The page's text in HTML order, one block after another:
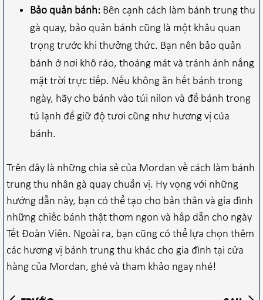
Bảo quản bánh: Bên cạnh cách làm bánh trung thu
gà quay, bảo quản bánh cũng là một khâu quan
trọng trước khi thưởng thức. Bạn nên bảo quản
bánh ở nơi khô ráo, thoáng mát và tránh ánh nắng
mặt trời trực tiếp. Nếu không ăn hết bánh trong
ngày, hãy cho bánh vào túi nilon và để bánh trong
tủ lạnh để giữ độ tươi cũng như hương vị của
bánh.
Trên đây là những chia sẻ của Mordan về cách làm bánh
trung thu nhân gà quay chuẩn vị. Hy vọng với những
hướng dẫn này, bạn có thể tạo cho bản thân và gia đình
những chiếc bánh thật thơm ngon và hấp dẫn cho ngày
Tết Đoàn Viên. Ngoài ra, bạn cũng có thể lựa chọn thêm
các hương vị bánh trung thu khác cho gia đình tại cửa
hàng của Mordan, ghé và tham khảo ngay nhé!